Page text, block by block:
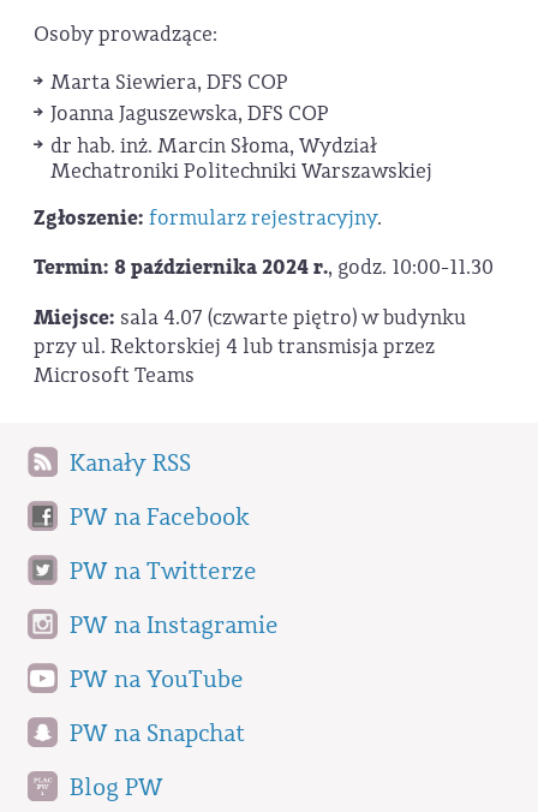
Osoby prowadzące:
Marta Siewiera, DFS COP
Joanna Jaguszewska, DFS COP
dr hab. inż. Marcin Słoma, Wydział
Mechatroniki Politechniki Warszawskiej
Zgłoszenie: formularz rejestracyjny.
Termin: 8 października 2024 r., godz. 10:00-11.30
Miejsce: sala 4.07 (czwarte piętro) w budynku
przy ul. Rektorskiej 4 lub transmisja przez
Microsoft Teams
Kanały RSS
PW na Facebook
PW na Twitterze
PW na Instagramie
PW na YouTube
PW na Snapchat
Blog PW